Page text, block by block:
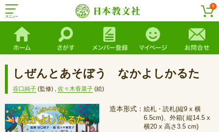
0
しぜんとあそぼう なかよしかるた
谷口純子 (監修) , 佐々木香菜子 (絵)
造本形式： 絵札・読札(縦9 x 横
6.5cm)、外箱( 縦14.5 x
横20 x 高さ3.5 cm)